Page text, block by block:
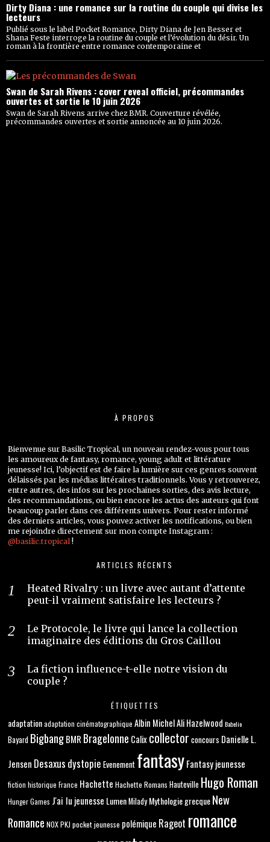
Dirty Diana : une romance sur la routine du couple qui divise les
lecteurs
Publié sous le label Pocket Romance, Dirty Diana de Jen Besser et
Shana Feste interroge la routine du couple et l’évolution du désir. Un
roman à la frontière entre romance contemporaine et
Swan de Sarah Rivens : cover reveal officiel, précommandes
ouvertes et sortie le 10 juin 2026
Swan de Sarah Rivens arrive chez BMR. Couverture révélée,
précommandes ouvertes et sortie annoncée au 10 juin 2026.
À PROPOS
Bienvenue sur Basilic Tropical, un nouveau rendez-vous pour tous
les amoureux de fantasy, romance, young adult et littérature
jeunesse! Ici, l’objectif est de faire la lumière sur ces genres souvent
délaissés par les médias littéraires traditionnels. Vous y retrouverez,
entre autres, des infos sur les prochaines sorties, des avis lecture,
des recommandations, ou bien encore les actus des auteurs qui font
beaucoup parler dans ces différents univers. Pour rester informé
des derniers articles, vous pouvez activer les notifications, ou bien
me rejoindre directement sur mon compte Instagram :
@basilic.tropical !
ARTICLES RÉCENTS
Heated Rivalry : un livre avec autant d’attente
peut-il vraiment satisfaire les lecteurs ?
Le Protocole, le livre qui lance la collection
imaginaire des éditions du Gros Caillou
La fiction influence-t-elle notre vision du
couple ?
ÉTIQUETTES
adaptation adaptation cinématographique Albin MichelAli Hazelwood Babelio
Bayard BigbangBMR Bragelonne Calixcollector concours Danielle L.
Jensen Desaxus dystopie Evenement fantasyFantasy jeunesse
fiction historique France Hachette Hachette Romans Hauteville Hugo Roman
Hunger Games J'ai lu jeunesse LumenMiladyMythologie grecqueNew
Romance NOXPKJ pocket jeunesse polémique Rageot romance